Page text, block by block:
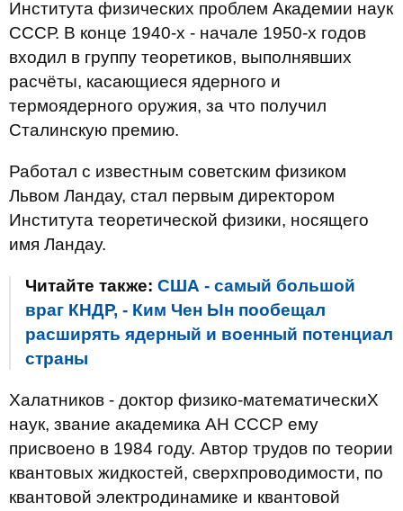
Института физических проблем Академии наук
СССР. В конце 1940-х - начале 1950-х годов
входил в группу теоретиков, выполнявших
расчёты, касающиеся ядерного и
термоядерного оружия, за что получил
Сталинскую премию.
Работал с известным советским физиком
Львом Ландау, стал первым директором
Института теоретической физики, носящего
имя Ландау.
Читайте также: США - самый большой
враг КНДР, - Ким Чен Ын пообещал
расширять ядерный и военный потенциал
страны
Халатников - доктор физико-математическиХ
наук, звание академика АН СССР ему
присвоено в 1984 году. Автор трудов по теории
квантовых жидкостей, сверхпроводимости, по
квантовой электродинамике и квантовой